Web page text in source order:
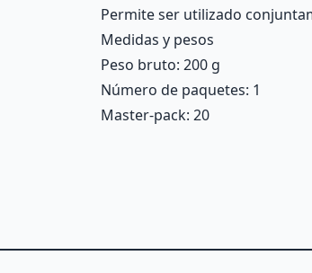
Permite ser utilizado
Medidas y pesos
Peso bruto: 200 g
Número de paquetes: 1
Master-pack: 20